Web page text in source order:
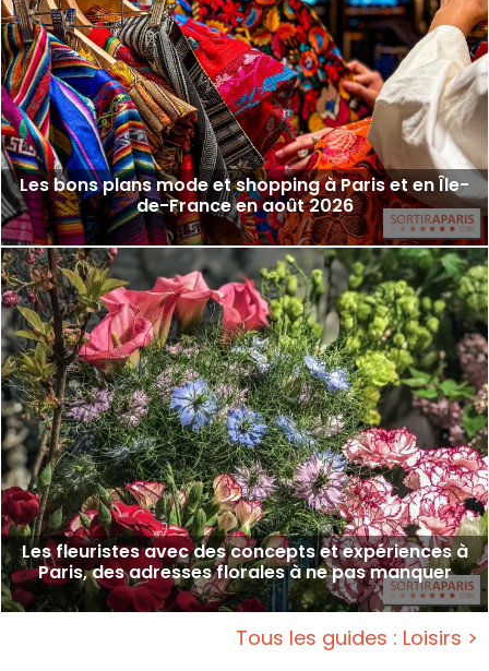
Les bons plans mode et shopping à Paris et en Île-
de-France en août 2026
Les fleuristes avec des concepts et expériences à
Paris, des adresses florales à ne pas manquer
Tous les guides : Loisirs >